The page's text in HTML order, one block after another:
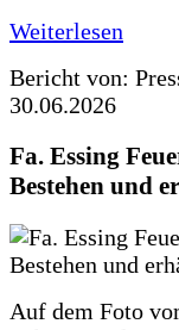
Weiterlesen
Bericht von:
30.06.2026
Fa. Essing
Bestehen und
Auf dem Foto